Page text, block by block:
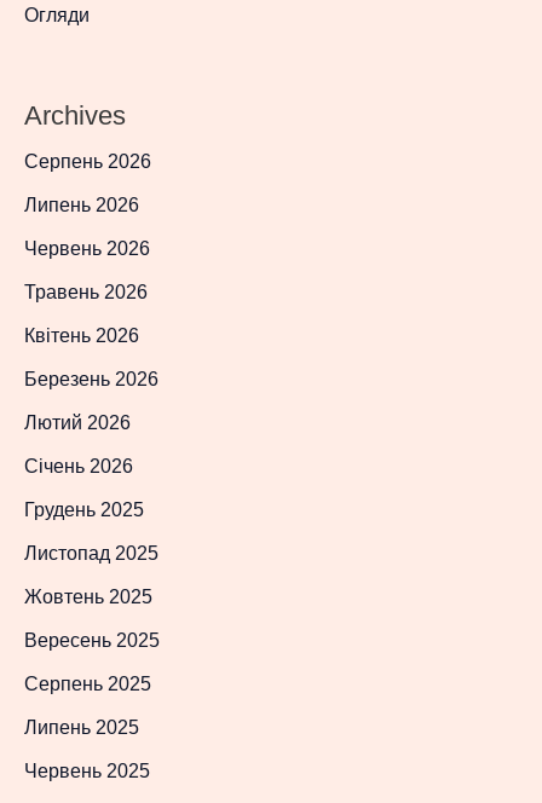
Огляди
Archives
Серпень 2026
Липень 2026
Червень 2026
Травень 2026
Квітень 2026
Березень 2026
Лютий 2026
Січень 2026
Грудень 2025
Листопад 2025
Жовтень 2025
Вересень 2025
Серпень 2025
Липень 2025
Червень 2025